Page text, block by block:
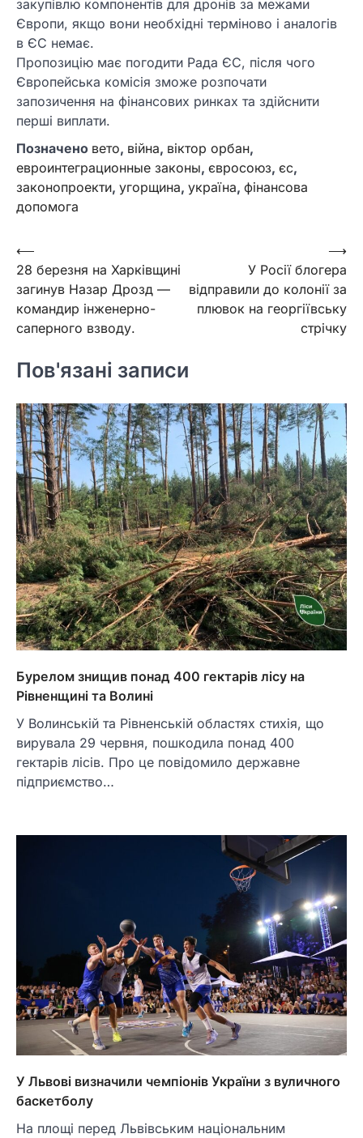
закупівлю компонентів для дронів за межами
Європи, якщо вони необхідні терміново і аналогів
в ЄС немає.
Пропозицію має погодити Рада ЄС, після чого
Європейська комісія зможе розпочати
запозичення на фінансових ринках та здійснити
перші виплати.
Позначено вето, війна, віктор орбан,
евроинтеграционные законы, євросоюз, єс,
законопроекти, угорщина, україна, фінансова
допомога
Навігація
записів
⟵
28 березня на Харківщині
загинув Назар Дрозд —
командир інженерно-
саперного взводу.
У Росії блогера
відправили до колонії за
плювок на георгіївську
стрічку
⟶
Пов'язані записи
Бурелом знищив понад 400 гектарів лісу на
Рівненщині та Волині
У Волинській та Рівненській областях стихія, що
вирувала 29 червня, пошкодила понад 400
гектарів лісів. Про це повідомило державне
підприємство…
У Львові визначили чемпіонів України з вуличного
баскетболу
На площі перед Львівським національним